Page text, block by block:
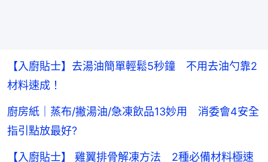
【入廚貼士】去湯油簡單輕鬆5秒鐘 不用去油勺靠2
材料速成！
廚房紙｜蒸布/撇湯油/急凍飲品13妙用 消委會4安全
指引點放最好?
【入廚貼士】 雞翼排骨解凍方法 2種必備材料極速